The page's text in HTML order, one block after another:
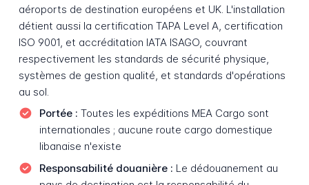
aéroports de destination européens et UK. L'installation
détient aussi la certification TAPA Level A, certification
ISO 9001, et accréditation IATA ISAGO, couvrant
respectivement les standards de sécurité physique,
systèmes de gestion qualité, et standards d'opérations
au sol.
Portée : Toutes les expéditions MEA Cargo sont
internationales ; aucune route cargo domestique
libanaise n'existe
Responsabilité douanière : Le dédouanement au